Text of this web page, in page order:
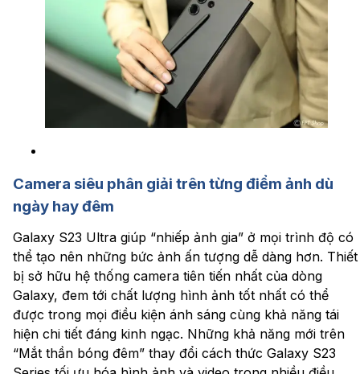
Camera siêu phân giải trên từng điểm ảnh dù
ngày hay đêm
Galaxy S23 Ultra giúp “nhiếp ảnh gia” ở mọi trình độ có
thể tạo nên những bức ảnh ấn tượng dễ dàng hơn. Thiết
bị sở hữu hệ thống camera tiên tiến nhất của dòng
Galaxy, đem tới chất lượng hình ảnh tốt nhất có thể
được trong mọi điều kiện ánh sáng cùng khả năng tái
hiện chi tiết đáng kinh ngạc. Những khả năng mới trên
“Mắt thần bóng đêm” thay đổi cách thức Galaxy S23